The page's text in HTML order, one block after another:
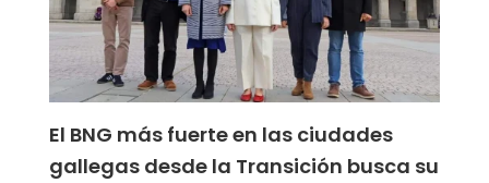
El BNG más fuerte en las ciudades
gallegas desde la Transición busca su